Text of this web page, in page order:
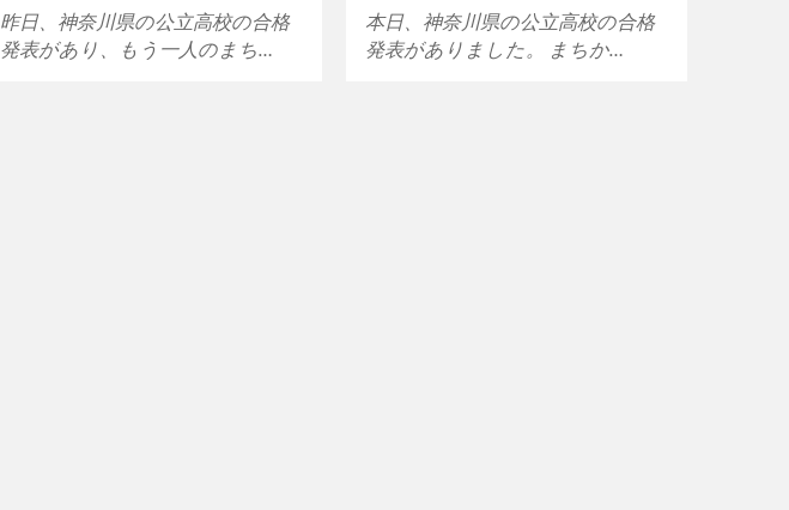
昨日、神奈川県の公立高校の合格
発表があり、もう一人のまち…
本日、神奈川県の公立高校の合格
発表がありました。 まちか…